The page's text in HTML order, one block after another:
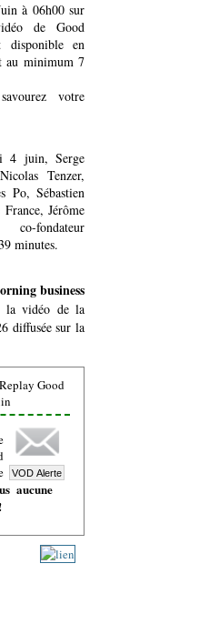
à 06h00 sur
de Good
disponible en
au minimum 7
votre
4 juin, Serge
Tenzer,
Po, Sébastien
Jérôme
fondateur
minutes.
business
la vidéo de la
diffusée sur la
Replay Good
aucune